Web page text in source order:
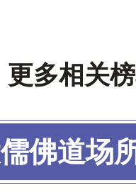
更多相关
佛道场